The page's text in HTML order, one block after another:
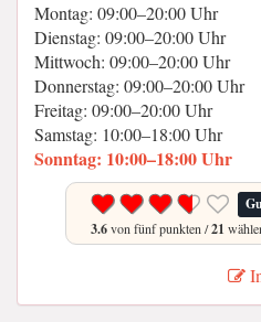
Montag: 09:00–20:00 Uhr
Dienstag: 09:00–20:00 Uhr
Mittwoch: 09:00–20:00 Uhr
Donnerstag: 09:00–20:00 Uhr
Freitag: 09:00–20:00 Uhr
Samstag: 10:00–18:00 Uhr
Sonntag: 10:00–18:00 Uhr
3.6von fünf punkten /21